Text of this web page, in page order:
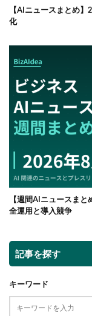
【AIニュースまとめ
化
【週間AIニュースま
全運用と導入競争
記事を探す
キーワード